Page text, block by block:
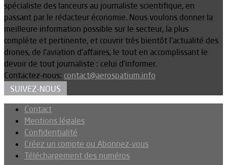
spécialiste des lanceurs au journaliste scientifique, en
passant par le rédacteur économie. Nous voulons donner la
meilleure information possible sur le secteur, la plus
complète et pertinente, et couvrir très bientôt l’actualité des
drones, de l’aviation d’affaires, le tout en accomplissant le
devoir de tout journaliste : celui d’informer.
Contactez-nous: contact@aerospatium.info
SUIVEZ-NOUS
Contact
Mentions légales
Confidentialité
Créez un compte ou Abonnez-vous
Téléchargement des numéros